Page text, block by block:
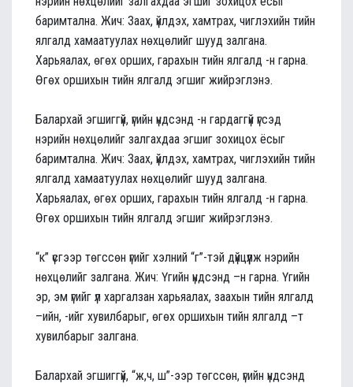
баримтална. Жич: Заах, үйлдэх, хамтрах, чиглэхийн тийн
ялгалд хамаатуулах нөхцөлийг шууд залгана.
Харьяалах, өгөх орших, гарахын тийн ялгалд -н гарна.
Өгөх оршихын тийн ялгалд эгшиг жийрэглэнэ.
Балархай эгшиггүй, үгийн үндсэнд -н гардаггүй үгсэд
нэрийн нөхцөлийг залгахдаа эгшиг зохицох ёсыг
баримтална. Жич: Заах, үйлдэх, хамтрах, чиглэхийн тийн
ялгалд хамаатуулах нөхцөлийг шууд залгана.
Харьяалах, өгөх орших, гарахын тийн ялгалд -н гарна.
Өгөх оршихын тийн ялгалд эгшиг жийрэглэнэ.
“к” үсгээр төгссөн үгийг хэлний “г”-тэй дүйцүүлж нэрийн
нөхцөлийг залгана. Жич: Үгийн үндсэнд –н гарна. Үгийн
эр, эм үгийг үл харгалзан харьяалах, заахын тийн ялгалд
–ийн, -ийг хувилбарыг, өгөх оршихын тийн ялгалд –т
хувилбарыг залгана.
Балархай эгшиггүй, “ж,ч, ш”-ээр төгссөн, үгийн үндсэнд